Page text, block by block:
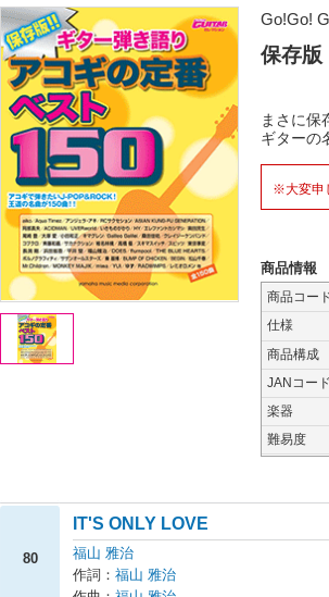
Go!Go!
保存版
まさに保
ギターの
※大変申
商品情報
商品コー
仕様
商品構成
JANコード
楽器
難易度
80
IT'S ONLY LOVE
福山 雅治
作詞： 福山 雅治